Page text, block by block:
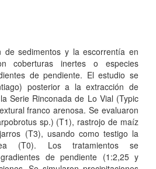
de sedimentos y la escorrentía en
coberturas inertes o especies
de pendiente. El estudio se
posterior a la extracción de
Serie Rinconada de Lo Vial (Typic
franco arenosa. Se evaluaron
sp.) (T1), rastrojo de maíz
(T3), usando como testigo la
(T0). Los tratamientos se
de pendiente (1:2,25 y